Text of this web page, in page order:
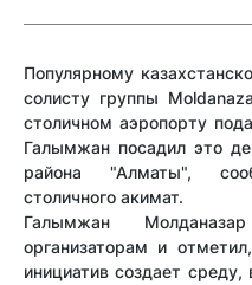
Популярному
солисту группы
столичном аэропорту
Галымжан посадил это
района "Алматы",
столичного акимат.
Галымжан
организаторам и
инициатив создает